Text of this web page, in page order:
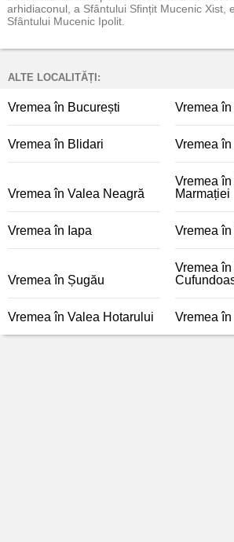
arhidiaconul, a Sfântului Sfințit Mucenic Xist,
Sfântului Mucenic Ipolit.
ALTE LOCALITĂȚI:
Vremea în București Vremea
Vremea în Blidari Vremea
Vremea în Valea Neagră
Vremea
Marmației
Vremea în Iapa Vremea
Vremea în Șugău
Vremea
Vremea în Valea Hotarului Vremea